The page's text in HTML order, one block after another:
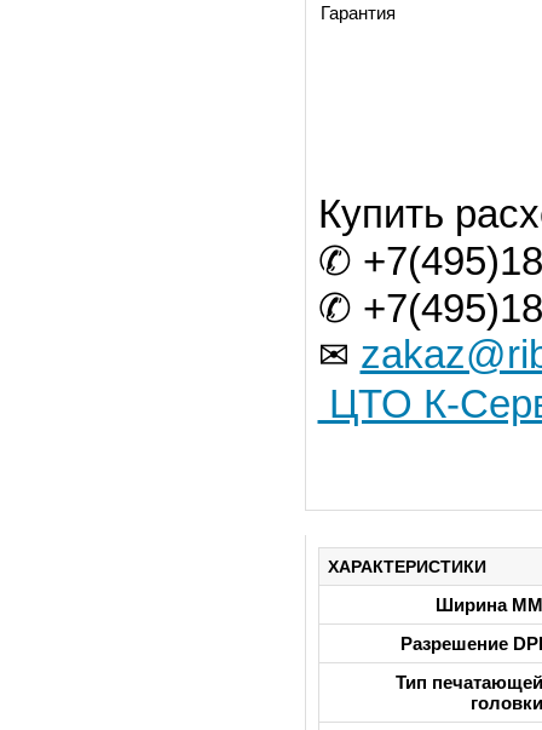
Гарантия
Купить
✆
✆
✉
ЦТО К-
ХАРАКТЕРИСТИКИ
Ширина ММ
Разрешение DPI
Тип печатающей
головки